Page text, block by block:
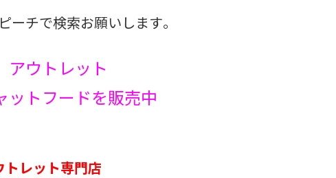
チで検索お願いします。
アウトレット
ットフードを販売中
レット専門店